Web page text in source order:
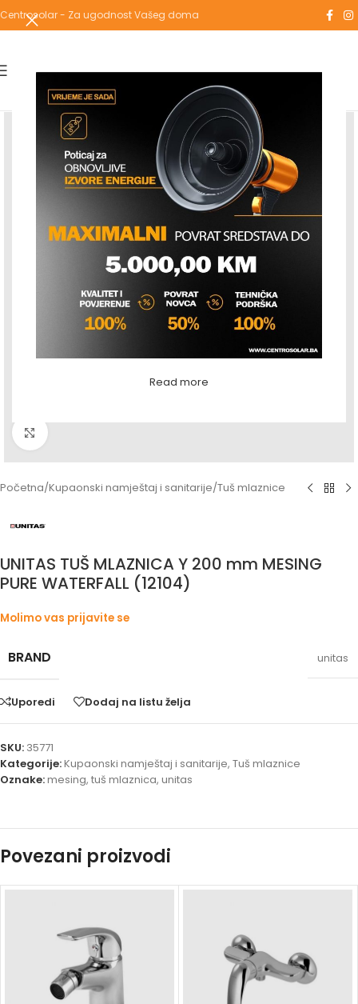
Read more
Centrosolar - Za ugodnost Vašeg doma
Povećaj sliku
Početna/Kupaonski namještaj i sanitarije/Tuš mlaznice
UNITAS TUŠ MLAZNICA Y 200 mm MESING
PURE WATERFALL (12104)
Molimo vas prijavite se
BRAND unitas
Uporedi Dodaj na listu želja
SKU: 35771
Kategorije:Kupaonski namještaj i sanitarije, Tuš mlaznice
Oznake:mesing, tuš mlaznica, unitas
Povezani proizvodi